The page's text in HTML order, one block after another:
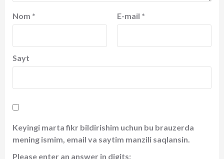
Nom * E-mail *
Sayt
Keyingi marta fikr bildirishim uchun bu brauzerda
mening ismim, email va saytim manzili saqlansin.
Please enter an answer in digits: